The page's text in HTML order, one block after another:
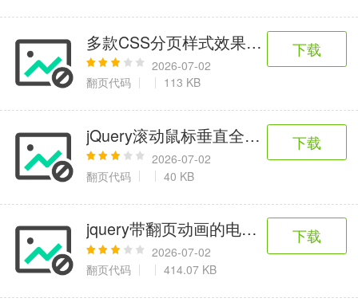
多款CSS分页样式效果代码
2026-07-02
翻页代码
113 KB
下载
jQuery滚动鼠标垂直全屏翻页代码
2026-07-02
翻页代码
40 KB
下载
jquery带翻页动画的电子杂志
2026-07-02
翻页代码
414.07 KB
下载